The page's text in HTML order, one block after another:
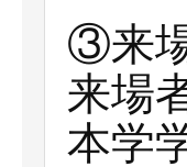
③来
来場
本学